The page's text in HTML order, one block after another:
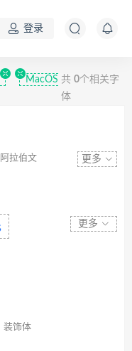
登录
MacOS 共 0个相关字
体
阿拉伯文 更多
更多
装饰体